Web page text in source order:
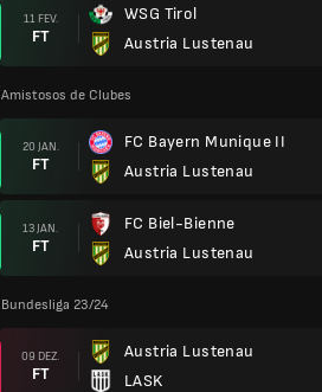
11 FEV.
FT
WSG Tirol
Austria Lustenau
Amistosos de Clubes
20 JAN.
FT
FC Bayern Munique II
Austria Lustenau
13 JAN.
FT
FC Biel-Bienne
Austria Lustenau
Bundesliga 23/24
09 DEZ.
FT
Austria Lustenau
LASK